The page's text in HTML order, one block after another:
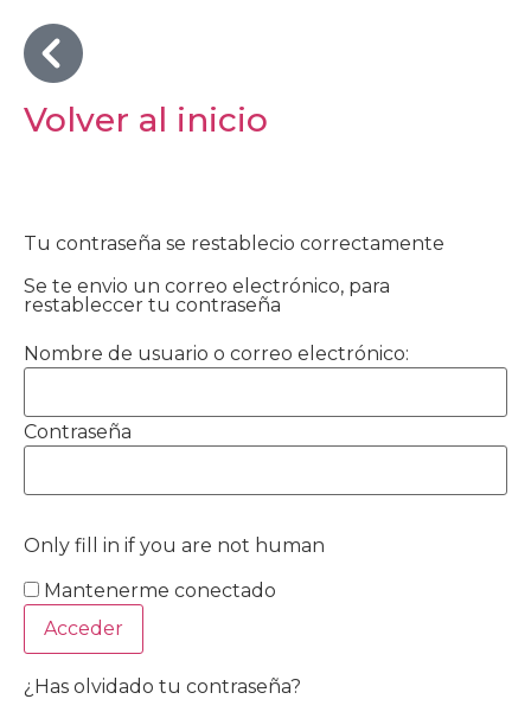
Volver al inicio
Tu contraseña se restablecio correctamente
Se te envio un correo electrónico, para
restableccer tu contraseña
Nombre de usuario o correo electrónico:
Contraseña
Only fill in if you are not human
Mantenerme conectado
¿Has olvidado tu contraseña?